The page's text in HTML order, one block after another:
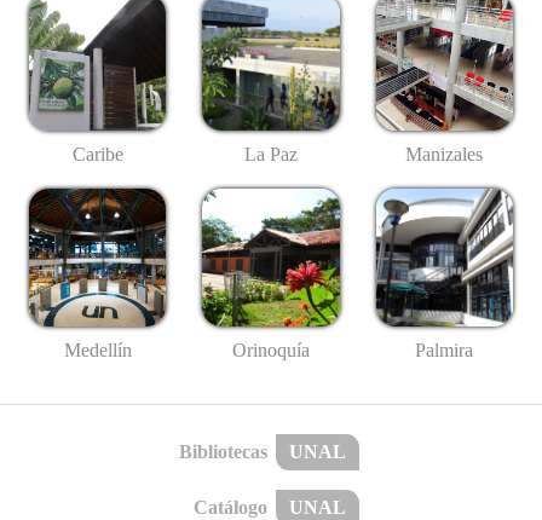
Caribe La Paz Manizales
Medellín Orinoquía Palmira
Bibliotecas UNAL
Catálogo UNAL